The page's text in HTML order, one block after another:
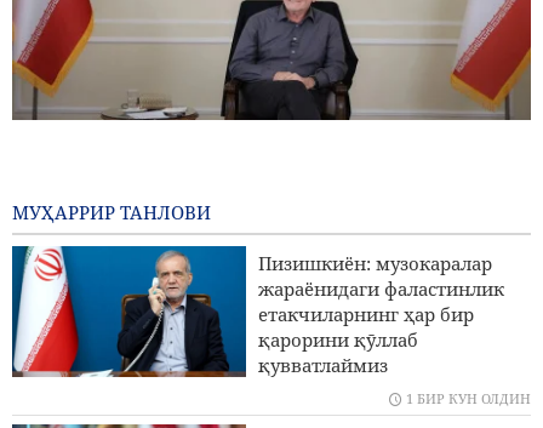
Ғарибободий: Эрон ва Уммон англашув меморандуми
Ҳурмуз бӯғозини буткул очилиши дегани эмас
Трамп Фаластин ҳомийси бӯлган номзодни
Миччиганда ғалаба қозонганидан асабийлашган
МУҲАРРИР ТАНЛОВИ
Пизишкиён: музокаралар
жараёнидаги фаластинлик
етакчиларнинг ҳар бир
қарорини қӯллаб
қувватлаймиз
1 БИР КУН ОЛДИН